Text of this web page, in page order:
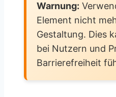
Warnung:
Element nicht
Gestaltung. Dies
bei Nutzern und
Barrierefreiheit